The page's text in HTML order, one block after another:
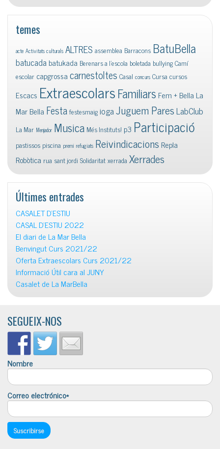
temes
acte Activitats culturals ALTRES assemblea Barracons BatuBella
batucadabatukada Berenars a l'escola boletada bullyingCamí
escolar capgrossacarnestoltes Casal concurs Cursa cursos
Escacs ExtraescolarsFamiliars Fem + Bella La
Mar Bella FestafestesmaigiogaJuguem ParesLabClub
La Mar Menjador Musica Més Instituts! p3 Participació
pastissos piscina premi refugiats Reivindicacions Repla
Robòtica rua sant jordi Solidaritatxerrada Xerrades
Últimes entrades
CASALET D’ESTIU
CASAL D’ESTIU 2022
El diari de La Mar Bella
Benvingut Curs 2021/22
Oferta Extraescolars Curs 2021/22
Informació Útil cara al JUNY
Casalet de La MarBella
SEGUEIX-NOS
Nombre
Correo electrónico*